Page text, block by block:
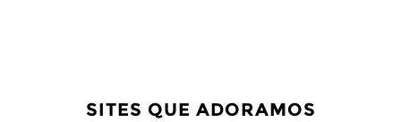
SITES QUE ADORAMOS